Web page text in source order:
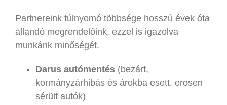
Partnereink túlnyomó többsége hosszú évek óta
állandó megrendelőink, ezzel is igazolva
munkánk minőségét.
Darus autómentés (bezárt,
kormányzárhibás és árokba esett, erosen
sérült autók)